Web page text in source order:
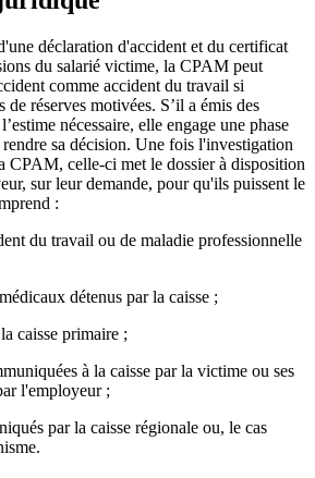
déclaration d'accident et du certificat
du salarié victime, la CPAM peut
comme accident du travail si
de réserves motivées. S’il a émis des
nécessaire, elle engage une phase
sa décision. Une fois l'investigation
CPAM, celle-ci met le dossier à disposition
sur leur demande, pour qu'ils puissent le
:
du travail ou de maladie professionnelle
détenus par la caisse ;
caisse primaire ;
à la caisse par la victime ou ses
l'employeur ;
par la caisse régionale ou, le cas